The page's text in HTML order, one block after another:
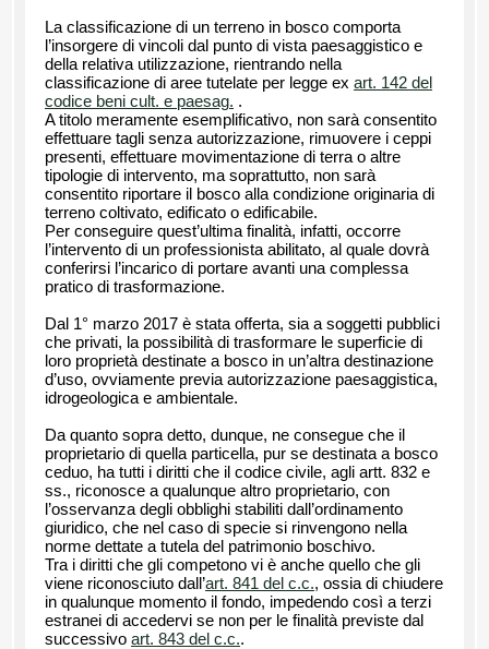
La classificazione di un terreno in bosco comporta
l’insorgere di vincoli dal punto di vista paesaggistico e
della relativa utilizzazione, rientrando nella
classificazione di aree tutelate per legge ex art. 142 del
codice beni cult. e paesag. .
A titolo meramente esemplificativo, non sarà consentito
effettuare tagli senza autorizzazione, rimuovere i ceppi
presenti, effettuare movimentazione di terra o altre
tipologie di intervento, ma soprattutto, non sarà
consentito riportare il bosco alla condizione originaria di
terreno coltivato, edificato o edificabile.
Per conseguire quest’ultima finalità, infatti, occorre
l’intervento di un professionista abilitato, al quale dovrà
conferirsi l’incarico di portare avanti una complessa
pratico di trasformazione.
Dal 1° marzo 2017 è stata offerta, sia a soggetti pubblici
che privati, la possibilità di trasformare le superficie di
loro proprietà destinate a bosco in un’altra destinazione
d’uso, ovviamente previa autorizzazione paesaggistica,
idrogeologica e ambientale.
Da quanto sopra detto, dunque, ne consegue che il
proprietario di quella particella, pur se destinata a bosco
ceduo, ha tutti i diritti che il codice civile, agli artt. 832 e
ss., riconosce a qualunque altro proprietario, con
l’osservanza degli obblighi stabiliti dall’ordinamento
giuridico, che nel caso di specie si rinvengono nella
norme dettate a tutela del patrimonio boschivo.
Tra i diritti che gli competono vi è anche quello che gli
viene riconosciuto dall’art. 841 del c.c., ossia di chiudere
in qualunque momento il fondo, impedendo così a terzi
estranei di accedervi se non per le finalità previste dal
successivo art. 843 del c.c..